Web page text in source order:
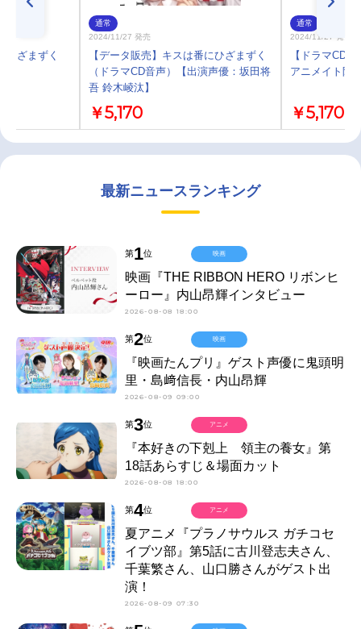
ひざまずく
通常
2024/11/27 発売
【データ販売】キスは番にひざまずく
（ドラマCD音声）【出演声優：坂田将
吾 鈴木崚汰】
￥5,170
通常
2024/11/27 発売
【ドラマCD
アニメイト限
￥5,170
最新ニュースランキング
第1位
映画『THE RIBBON HERO リボンヒ
ーロー』内山昂輝インタビュー
2026-08-08 18:00
映画
第2位
『映画たんプリ』ゲスト声優に鬼頭明
里・島﨑信長・内山昂輝
2026-08-09 09:00
映画
第3位
『本好きの下剋上 領主の養女』第
18話あらすじ＆場面カット
2026-08-08 18:00
アニメ
第4位
夏アニメ『プラノサウルス ガチコセ
イブツ部』第5話に古川登志夫さん、
千葉繁さん、山口勝さんがゲスト出
演！
2026-08-09 07:30
アニメ